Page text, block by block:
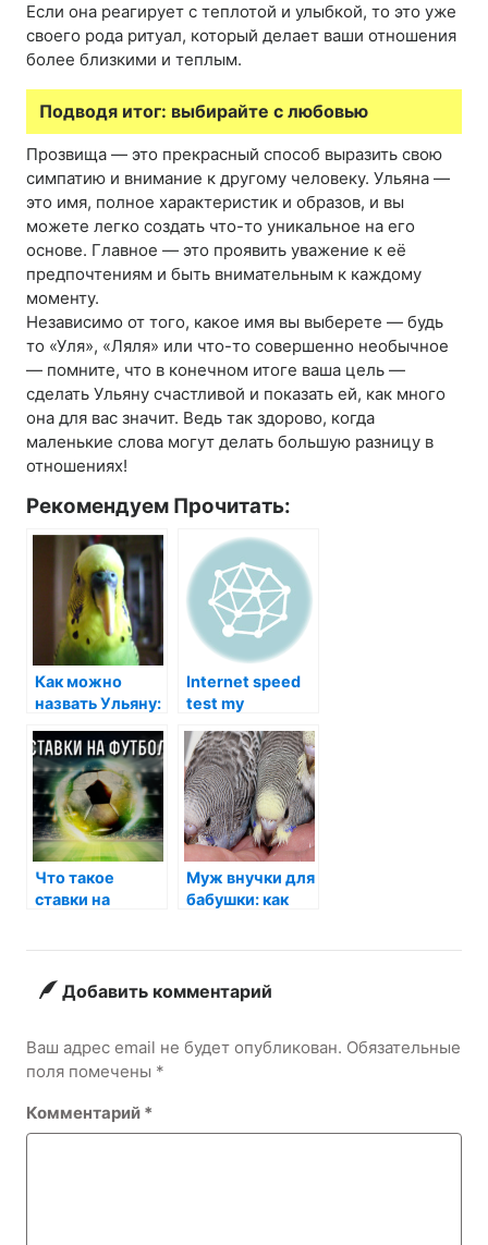
Если она реагирует с теплотой и улыбкой, то это уже
своего рода ритуал, который делает ваши отношения
более близкими и теплым.
Подводя итог: выбирайте с любовью
Прозвища — это прекрасный способ выразить свою
симпатию и внимание к другому человеку. Ульяна —
это имя, полное характеристик и образов, и вы
можете легко создать что-то уникальное на его
основе. Главное — это проявить уважение к её
предпочтениям и быть внимательным к каждому
моменту.
Независимо от того, какое имя вы выберете — будь
то «Уля», «Ляля» или что-то совершенно необычное
— помните, что в конечном итоге ваша цель —
сделать Ульяну счастливой и показать ей, как много
она для вас значит. Ведь так здорово, когда
маленькие слова могут делать большую разницу в
отношениях!
Рекомендуем Прочитать:
Как можно
назвать Ульяну:
имена и их
значения
Internet speed
test my
Что такое
ставки на
Муж внучки для
бабушки: как
Добавить комментарий
Ваш адрес email не будет опубликован. Обязательные
поля помечены *
Комментарий *